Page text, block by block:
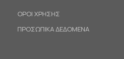
ΟΡΟΙ ΧΡΗΣΗΣ
ΠΡΟΣΩΠΙΚΑ ΔΕΔΟΜΕΝΑ